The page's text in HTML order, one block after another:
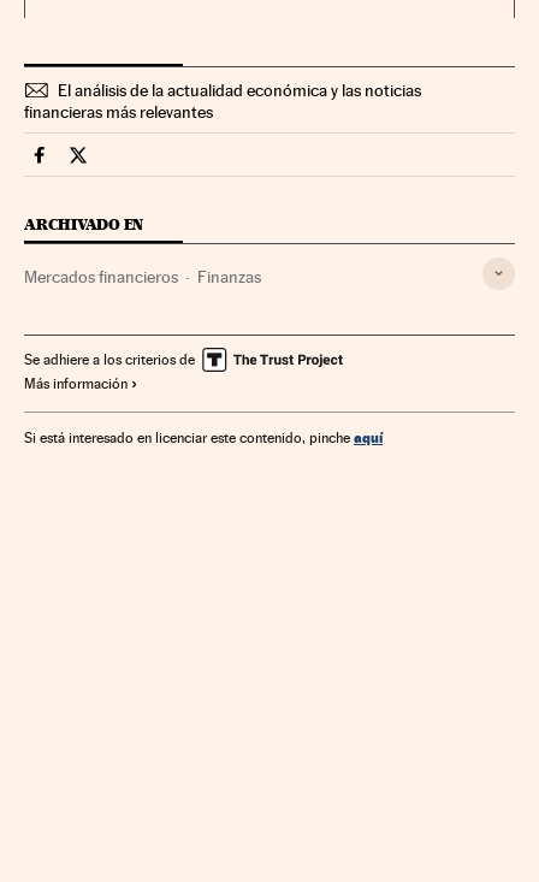
El análisis de la actualidad económica y las noticias
financieras más relevantes
Mercados Financieros Cinco Días en Facebook
Mercados Financieros Cinco Días en Twitter
ARCHIVADO EN
Mercados financieros Finanzas
Se adhiere a los criterios de
Más información
Si está interesado en licenciar este contenido, pinche aquí